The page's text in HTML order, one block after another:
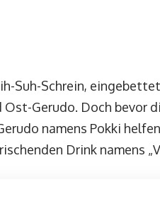
Suh-Schrein,
Gerudo. Doch bevor
namens Pokki
Drink namens